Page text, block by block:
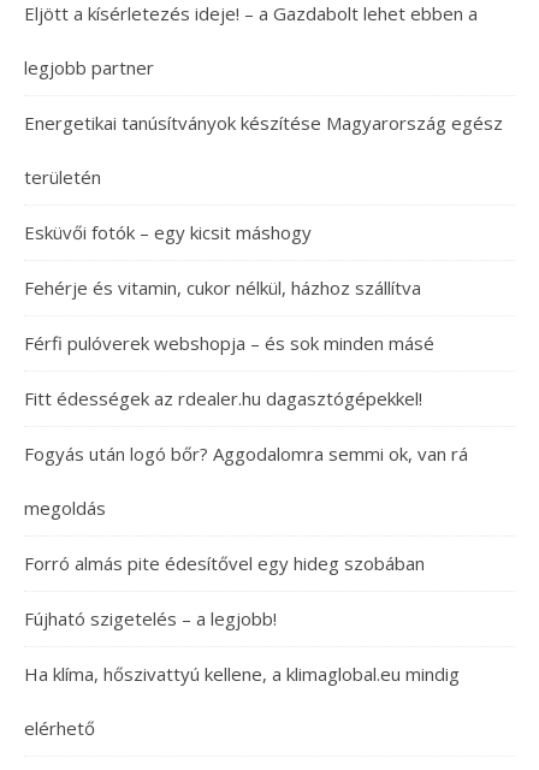
Eljött a kísérletezés ideje! – a Gazdabolt lehet ebben a
legjobb partner
Energetikai tanúsítványok készítése Magyarország egész
területén
Esküvői fotók – egy kicsit máshogy
Fehérje és vitamin, cukor nélkül, házhoz szállítva
Férfi pulóverek webshopja – és sok minden másé
Fitt édességek az rdealer.hu dagasztógépekkel!
Fogyás után logó bőr? Aggodalomra semmi ok, van rá
megoldás
Forró almás pite édesítővel egy hideg szobában
Fújható szigetelés – a legjobb!
Ha klíma, hőszivattyú kellene, a klimaglobal.eu mindig
elérhető